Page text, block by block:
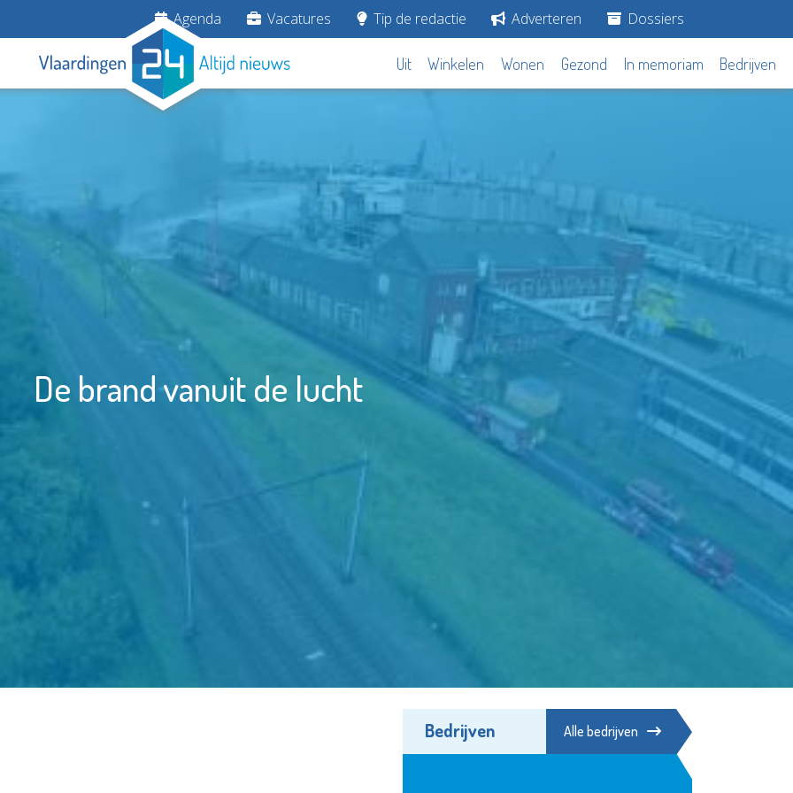
Agenda Vacatures Tip de redactie Adverteren Dossiers
Uit Winkelen Wonen Gezond In memoriam Bedrijven
De brand vanuit de lucht
Bedrijven Alle bedrijven